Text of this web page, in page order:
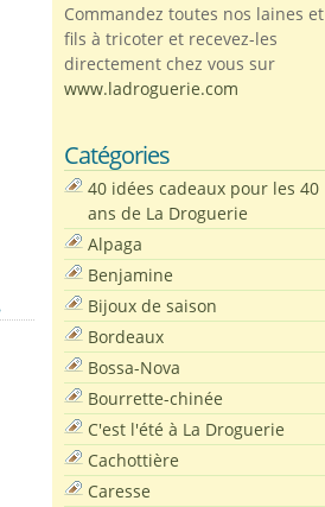
Commandez toutes nos laines et
fils à tricoter et recevez-les
directement chez vous sur
www.ladroguerie.com
Catégories
40 idées cadeaux pour les 40
ans de La Droguerie
Alpaga
Benjamine
Bijoux de saison
Bordeaux
Bossa-Nova
Bourrette-chinée
C'est l'été à La Droguerie
Cachottière
Caresse